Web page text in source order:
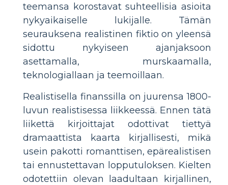
teemansa korostavat suhteellisia asioita
nykyaikaiselle lukijalle. Tämän
seurauksena realistinen fiktio on yleensä
sidottu nykyiseen ajanjaksoon
asettamalla, murskaamalla,
teknologiallaan ja teemoillaan.
Realistisella finanssilla on juurensa 1800-
luvun realistisessa liikkeessä. Ennen tätä
liikettä kirjoittajat odottivat tiettyä
dramaattista kaarta kirjallisesti, mikä
usein pakotti romanttisen, epärealistisen
tai ennustettavan lopputuloksen. Kielten
odotettiin olevan laadultaan kirjallinen,